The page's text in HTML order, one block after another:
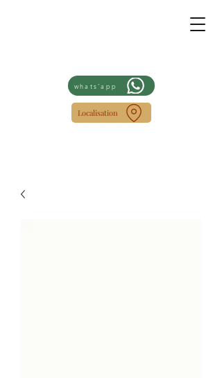
whats'app
Localisation